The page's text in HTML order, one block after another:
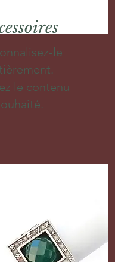
le
le contenu